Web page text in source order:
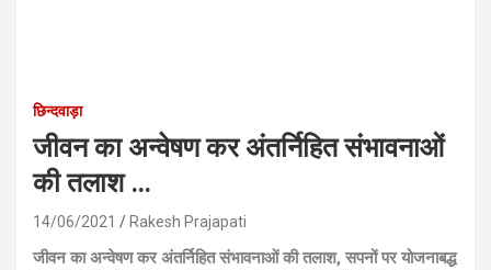
छिन्दवाड़ा
जीवन का अन्वेषण कर अंतर्निहित संभावनाओं
की तलाश …
14/06/2021 Rakesh Prajapati
जीवन का अन्वेषण कर अंतर्निहित संभावनाओं की तलाश, सपनों पर योजनाबद्ध